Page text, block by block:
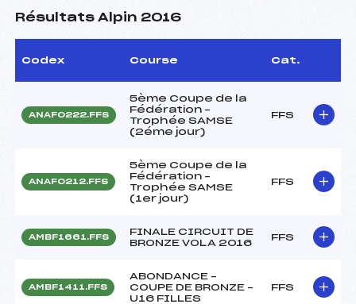
Résultats Alpin 2016
Codex Course Cat.
ANAF0222.FFS
5ème Coupe de la
Fédération –
Trophée SAMSE
(2éme jour)
FFS
ANAF0212.FFS
5ème Coupe de la
Fédération –
Trophée SAMSE
(1er jour)
FFS
AMBF1661.FFS
FINALE CIRCUIT DE
BRONZE VOLA 2016
FFS
AMBF1411.FFS
ABONDANCE –
COUPE DE BRONZE –
U16 FILLES
FFS